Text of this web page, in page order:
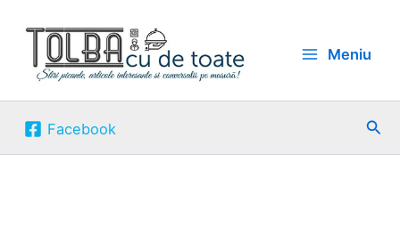
content
Meniu
Facebook